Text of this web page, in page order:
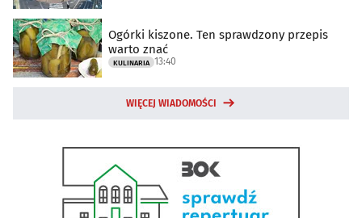
Ogórki kiszone. Ten sprawdzony przepis
warto znać
KULINARIA 13:40
WIĘCEJ WIADOMOŚCI